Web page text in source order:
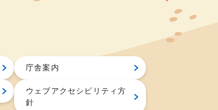
庁舎案内
ウェブアクセシビリティ方
針